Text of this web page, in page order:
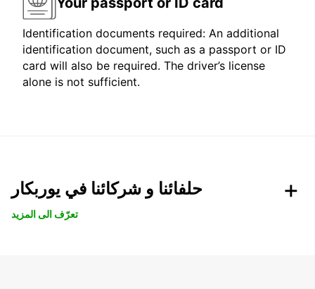
Identification documents required: An additional
identification document, such as a passport or ID
card will also be required. The driver’s license
alone is not sufficient.
حلفائنا و شركائنا في يوربكار
تعرّف الى المزيد